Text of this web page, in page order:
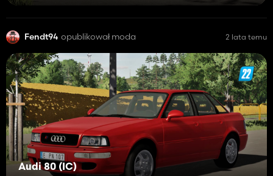
Fendt94 opublikował moda 2 lata temu
Audi 80 (IC)